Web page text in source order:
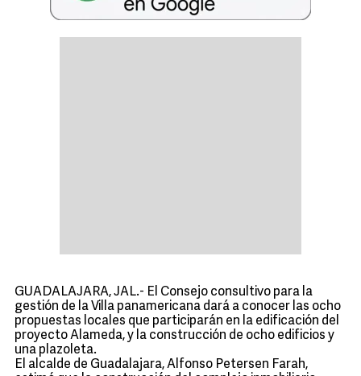
GUADALAJARA, JAL.- El Consejo consultivo para la
gestión de la Villa panamericana dará a conocer las ocho
propuestas locales que participarán en la edificación del
proyecto Alameda, y la construcción de ocho edificios y
una plazoleta.
El alcalde de Guadalajara, Alfonso Petersen Farah,